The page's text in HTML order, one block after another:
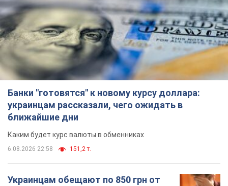
Банки "готовятся" к новому курсу доллара:
украинцам рассказали, чего ожидать в
ближайшие дни
Каким будет курс валюты в обменниках
6.08.2026 22:58 151,2 т.
Украинцам обещают по 850 грн от